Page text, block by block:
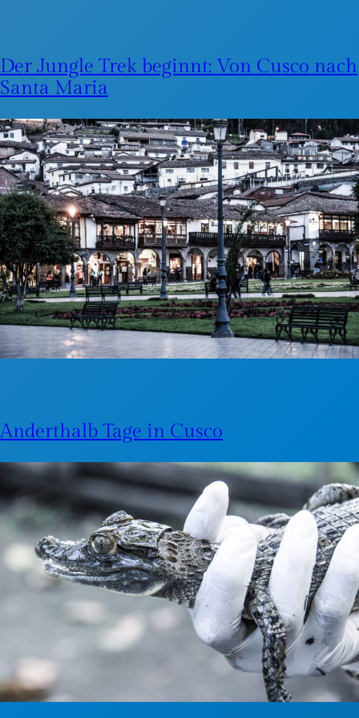
Der Jungle Trek beginnt: Von Cusco nach
Santa Maria
Anderthalb Tage in Cusco